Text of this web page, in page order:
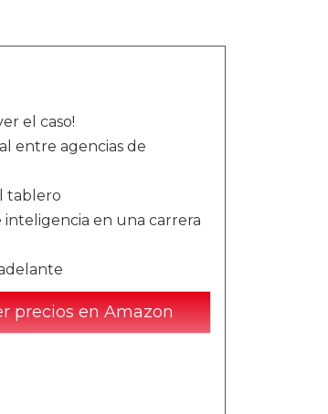
el caso!
entre agencias de
tablero
inteligencia en una carrera
precios en Amazon